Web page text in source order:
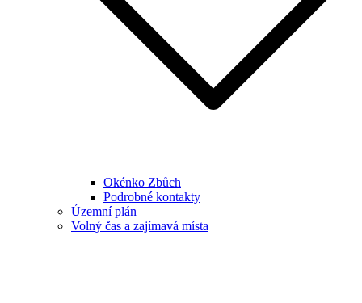
Okénko Zbůch
Podrobné kontakty
Územní plán
Volný čas a zajímavá místa